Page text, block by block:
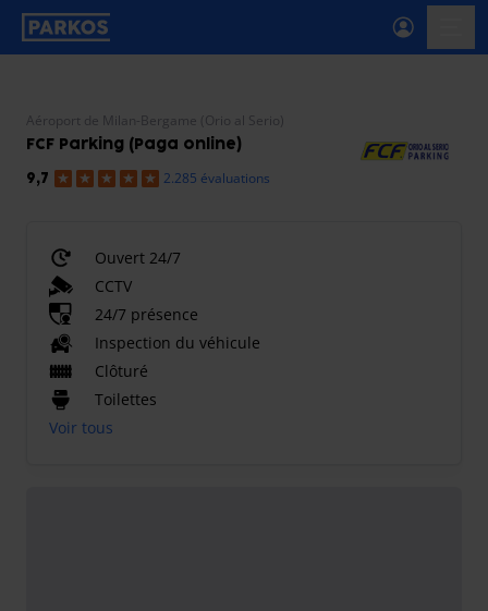
étiquette-de-navigation-principale
Aéroport de Milan-Bergame (Orio al Serio)
FCF Parking (Paga online)
9,7 2.285 évaluations
Ouvert 24/7
CCTV
24/7 présence
Inspection du véhicule
Clôturé
Toilettes
Voir tous